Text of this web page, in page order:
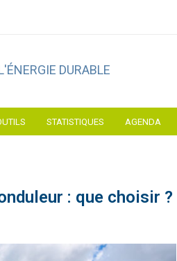
DURABLE
STATISTIQUES AGENDA
: que choisir ?